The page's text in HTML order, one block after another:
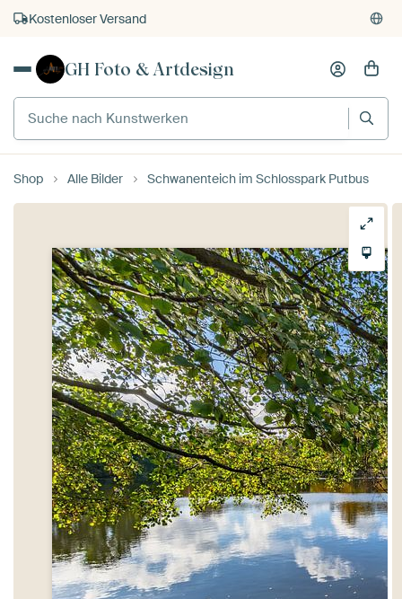
Kostenloser Versand
Kauf auf Rechnung
GH Foto & Artdesign
Shop Alle Bilder Schwanenteich im Schlosspark Putbus